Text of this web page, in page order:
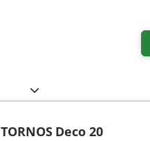
TORNOS Deco 20